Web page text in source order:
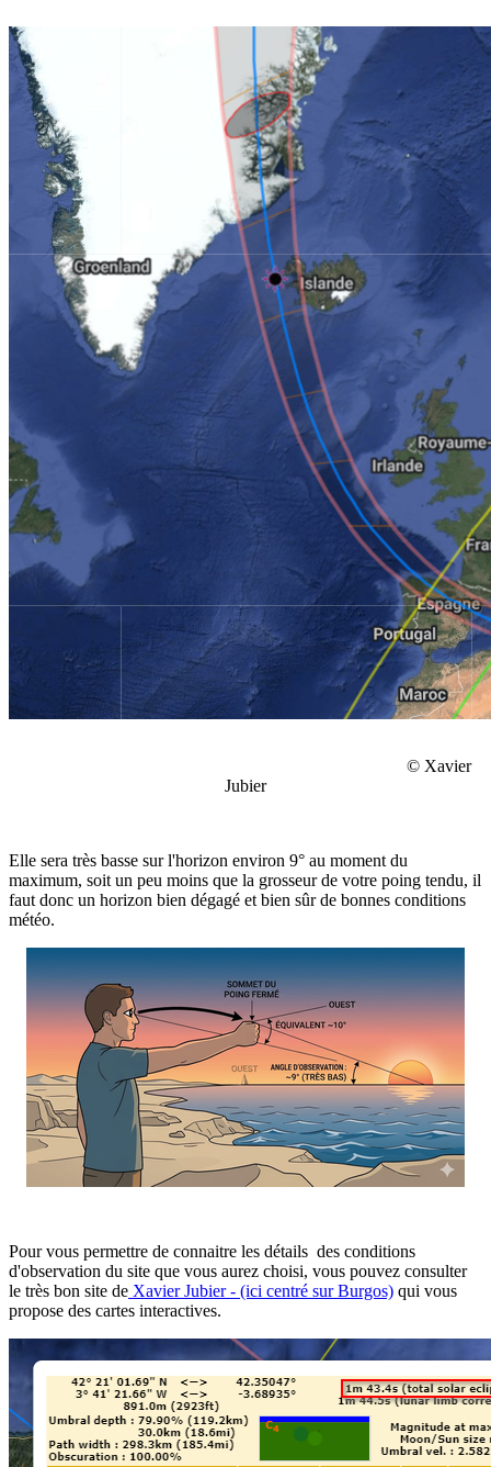
© Xavier
Jubier
Elle sera très basse sur l'horizon environ 9° au moment du
maximum, soit un peu moins que la grosseur de votre poing tendu, il
faut donc un horizon bien dégagé et bien sûr de bonnes conditions
météo.
Pour vous permettre de connaitre les détails des conditions
d'observation du site que vous aurez choisi, vous pouvez consulter
le très bon site de Xavier Jubier - (ici centré sur Burgos) qui vous
propose des cartes interactives.